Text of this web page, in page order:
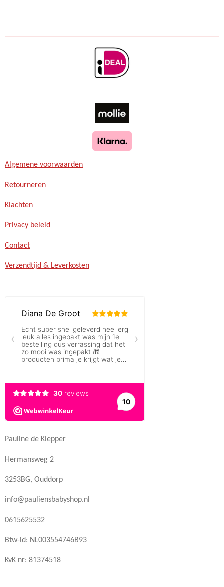
Algemene voorwaarden
Retourneren
Klachten
Privacy beleid
Contact
Verzendtijd & Leverkosten
Pauline de Klepper
Hermansweg 2
3253BG, Ouddorp
info@pauliensbabyshop.nl
0615625532
Btw-id: NL003554746B93
KvK nr: 81374518